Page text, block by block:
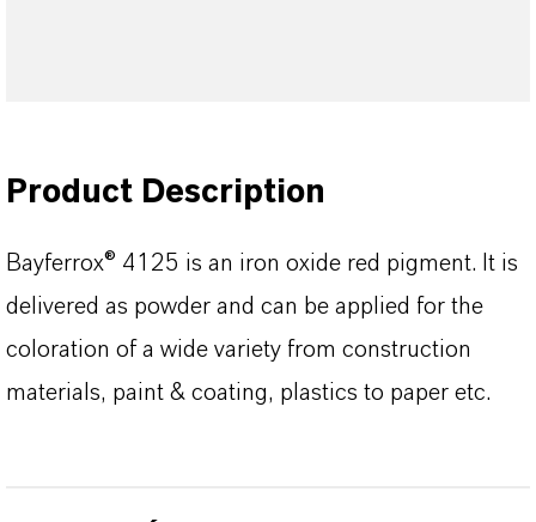
Product Description
Bayferrox® 4125 is an iron oxide red pigment. It is
delivered as powder and can be applied for the
coloration of a wide variety from construction
materials, paint & coating, plastics to paper etc.